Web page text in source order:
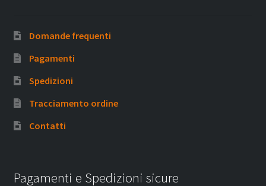
Domande frequenti
Pagamenti
Spedizioni
Tracciamento ordine
Contatti
Pagamenti e Spedizioni sicure